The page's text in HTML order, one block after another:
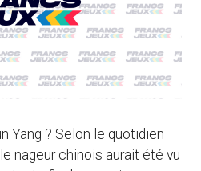
Yang ? Selon le quotidien
nageur chinois aurait été vu